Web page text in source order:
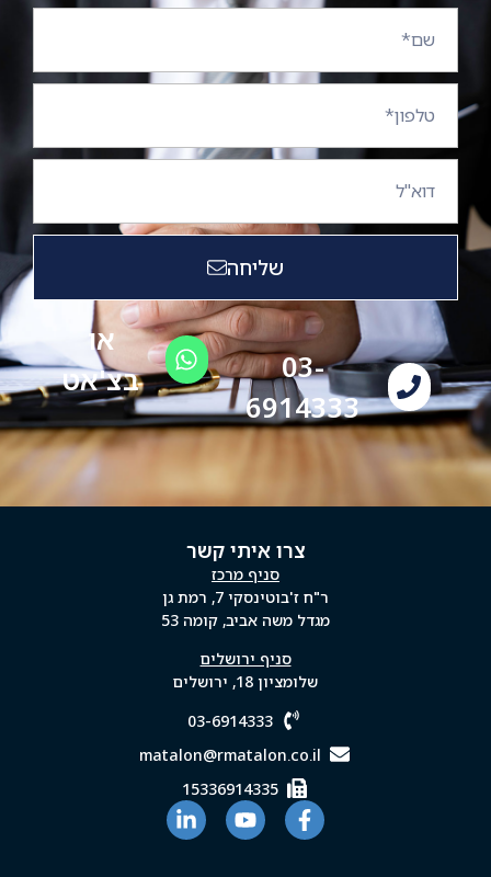
שליחה
03-
6914333
או
בצ'אט
צרו איתי קשר
סניף מרכז
ר"ח ז'בוטינסקי 7, רמת גן
מגדל משה אביב, קומה 53
סניף ירושלים
שלומציון 18, ירושלים
03-6914333
matalon@rmatalon.co.il
15336914335